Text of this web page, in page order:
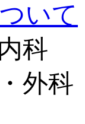
いて
科
外科